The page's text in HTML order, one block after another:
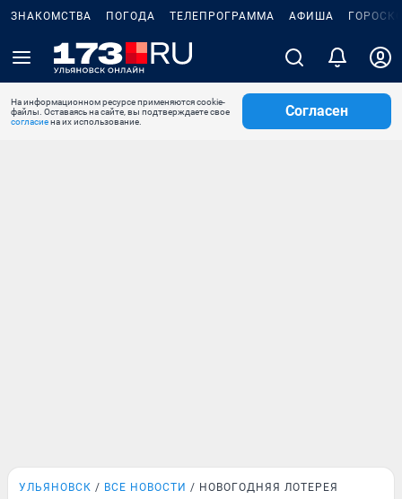
ЗНАКОМСТВА ПОГОДА ТЕЛЕПРОГРАММА АФИША
На информационном ресурсе применяются cookie-
файлы. Оставаясь на сайте, вы подтверждаете свое
согласиена их использование.
Согласен
УЛЬЯНОВСК ВСЕ НОВОСТИ НОВОГОДНЯЯ ЛОТЕРЕЯ